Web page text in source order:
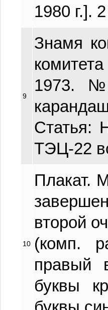
1980 г.].
9
Знамя
1973.
Статья:
ТЭЦ-22
10
Плакат.
второй
(комп.
правый
буквы